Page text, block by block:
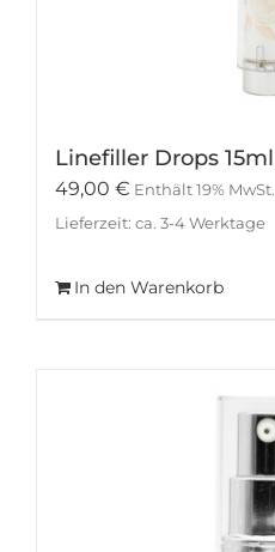
Linefiller Drops 15ml
49,00 € Enthält 19% MwSt.
Lieferzeit: ca. 3-4 Werktage
In den Warenkorb